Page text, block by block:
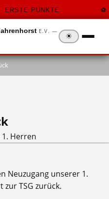
PUNKTE
E.V. —
☀
Herren
Neuzugang unserer 1.
TSG zurück.